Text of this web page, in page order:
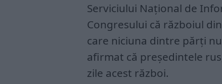
Serviciului Național de
Congresului că războiul
care niciuna dintre părți
afirmat că președintele
zile acest război.